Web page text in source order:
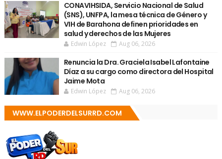
CONAVIHSIDA, Servicio Nacional de Salud
(SNS), UNFPA, la mesa técnica de Género y
VIH de Barahona definen prioridades en
salud y derechos de las Mujeres
Edwin López Aug 06, 2026
Renuncia la Dra. Graciela Isabel Lafontaine
Díaz a su cargo como directora del Hospital
Jaime Mota
Edwin López Aug 06, 2026
WWW.ELPODERDELSURRD.COM